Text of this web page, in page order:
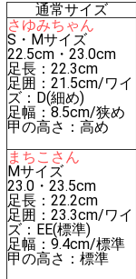
通常サイズ
さゆみちゃん
S・Mサイズ
22.5cm・23.0cm
足長：22.3cm
足囲：21.5cm/ワイ
ズ：D(細め)
足幅：8.5cm/狭め
甲の高さ：高め
まちこさん
Mサイズ
23.0・23.5cm
足長：22.2cm
足囲：23.3cm/ワイ
ズ：EE(標準)
足幅：9.4cm/標準
甲の高さ：標準